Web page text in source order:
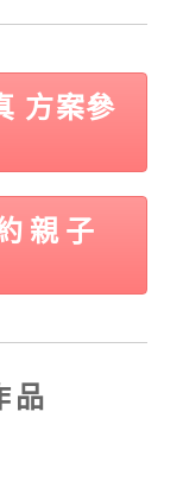
方案參
親子
品